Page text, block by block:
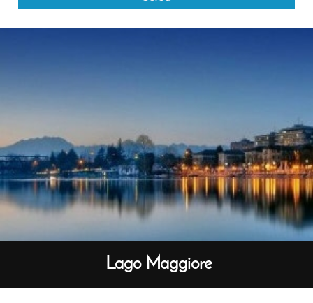
Lago Maggiore